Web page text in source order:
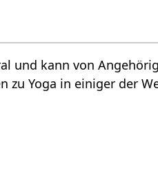
und kann von
zu Yoga in einiger der